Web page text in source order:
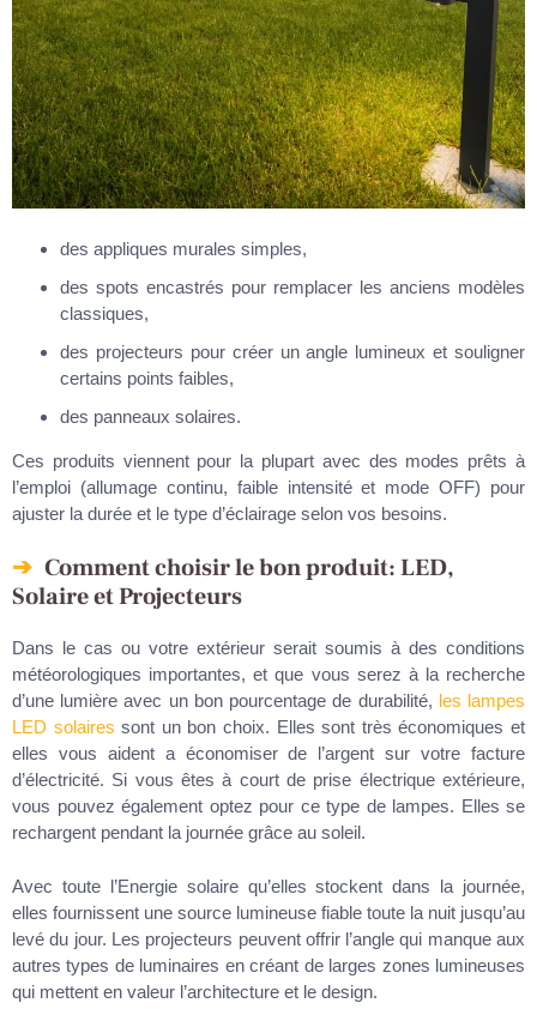
des appliques murales simples,
des spots encastrés pour remplacer les anciens modèles
classiques,
des projecteurs pour créer un angle lumineux et souligner
certains points faibles,
des panneaux solaires.
Ces produits viennent pour la plupart avec des modes prêts à
l’emploi (allumage continu, faible intensité et mode OFF) pour
ajuster la durée et le type d’éclairage selon vos besoins.
Comment choisir le bon produit: LED,
Solaire et Projecteurs
Dans le cas ou votre extérieur serait soumis à des conditions
météorologiques importantes, et que vous serez à la recherche
d’une lumière avec un bon pourcentage de durabilité, les lampes
LED solaires sont un bon choix. Elles sont très économiques et
elles vous aident a économiser de l’argent sur votre facture
d’électricité. Si vous êtes à court de prise électrique extérieure,
vous pouvez également optez pour ce type de lampes. Elles se
rechargent pendant la journée grâce au soleil.
Avec toute l’Energie solaire qu’elles stockent dans la journée,
elles fournissent une source lumineuse fiable toute la nuit jusqu’au
levé du jour. Les projecteurs peuvent offrir l’angle qui manque aux
autres types de luminaires en créant de larges zones lumineuses
qui mettent en valeur l’architecture et le design.